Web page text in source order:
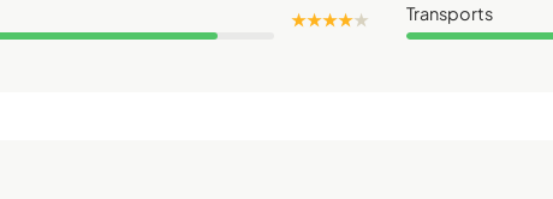
★ ★ ★ ★★ Transports